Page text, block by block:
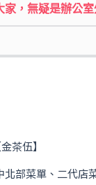
家，無疑是辦公
茶伍】
北部菜單、二代店